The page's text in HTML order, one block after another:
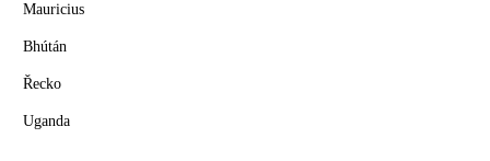
Mauricius
Bhútán
Řecko
Uganda